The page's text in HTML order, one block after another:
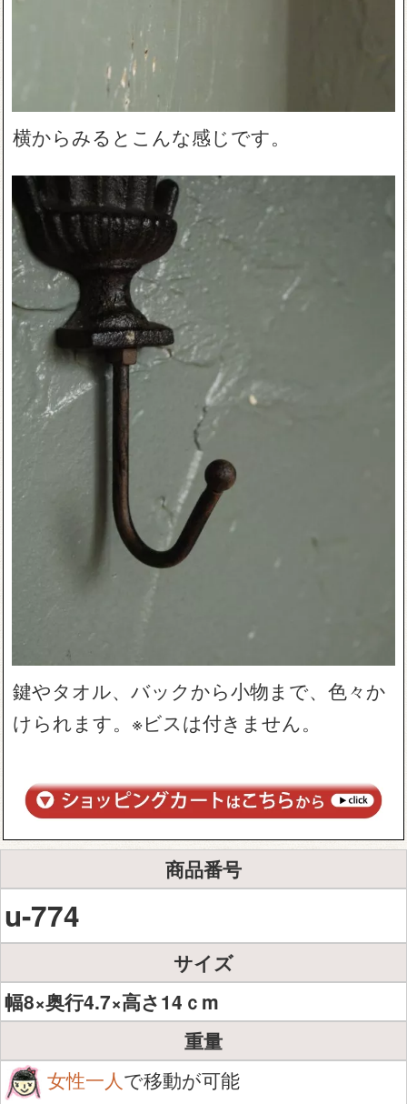
横からみるとこんな感じです。
鍵やタオル、バックから小物まで、色々か
けられます。※ビスは付きません。
商品番号
u-774
サイズ
幅8×奥行4.7×高さ14ｃm
重量
女性一人で移動が可能